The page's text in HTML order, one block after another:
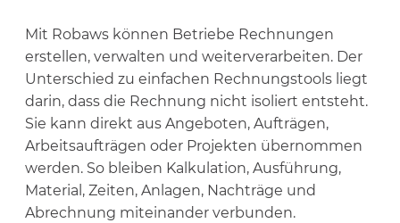
Mit Robaws können Betriebe Rechnungen
erstellen, verwalten und weiterverarbeiten. Der
Unterschied zu einfachen Rechnungstools liegt
darin, dass die Rechnung nicht isoliert entsteht.
Sie kann direkt aus Angeboten, Aufträgen,
Arbeitsaufträgen oder Projekten übernommen
werden. So bleiben Kalkulation, Ausführung,
Material, Zeiten, Anlagen, Nachträge und
Abrechnung miteinander verbunden.